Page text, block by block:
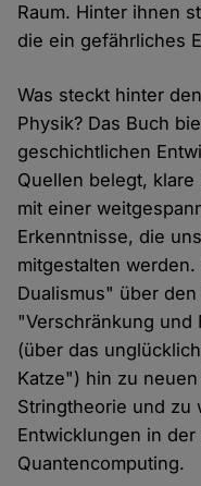
Raum. Hinter ihnen
die ein gefährliches
Was steckt hinter
Physik? Das Buch
geschichtlichen
Quellen belegt,
mit einer
Erkenntnisse, die
mitgestalten
Dualismus" über
"Verschränkung und
(über das
Katze") hin zu
Stringtheorie und zu
Entwicklungen in
Quantencomputing.